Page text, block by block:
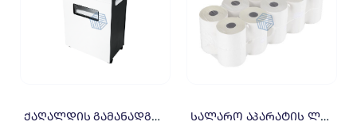
ქაღალდის გამანადგურებელი 23ლ 9903 სალარო აპარატის ლენტი 57*15 პლასტმასის გულით გულით 1=10×0.44